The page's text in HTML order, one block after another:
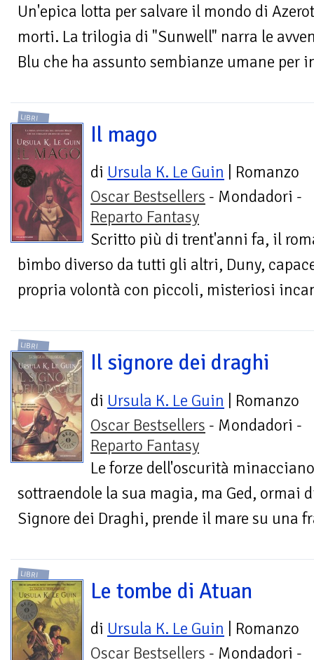
Un'epica lotta per salvare il mondo di
morti. La trilogia di "Sunwell" narra le
Blu che ha assunto sembianze umane per
LIBRI
Il mago
di Ursula K. Le Guin | Romanzo
Oscar Bestsellers - Mondadori -
Reparto Fantasy
Scritto più di trent'anni fa, il
bimbo diverso da tutti gli altri, Duny,
propria volontà con piccoli, misteriosi
LIBRI
Il signore dei draghi
di Ursula K. Le Guin | Romanzo
Oscar Bestsellers - Mondadori -
Reparto Fantasy
Le forze dell'oscurità
sottraendole la sua magia, ma Ged, ormai
Signore dei Draghi, prende il mare su una
LIBRI
Le tombe di Atuan
di Ursula K. Le Guin | Romanzo
Oscar Bestsellers - Mondadori -